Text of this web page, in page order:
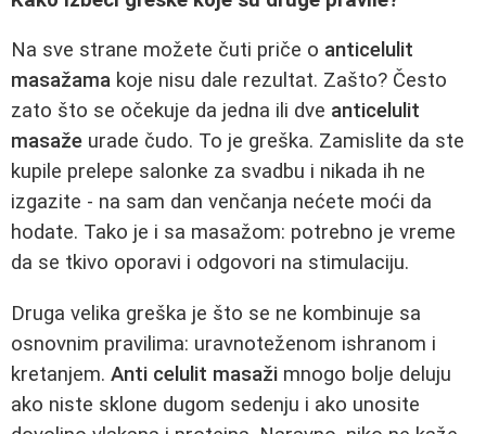
Na sve strane možete čuti priče o anticelulit
masažama koje nisu dale rezultat. Zašto? Često
zato što se očekuje da jedna ili dve anticelulit
masaže urade čudo. To je greška. Zamislite da ste
kupile prelepe salonke za svadbu i nikada ih ne
izgazite - na sam dan venčanja nećete moći da
hodate. Tako je i sa masažom: potrebno je vreme
da se tkivo oporavi i odgovori na stimulaciju.
Druga velika greška je što se ne kombinuje sa
osnovnim pravilima: uravnoteženom ishranom i
kretanjem. Anti celulit masaži mnogo bolje deluju
ako niste sklone dugom sedenju i ako unosite